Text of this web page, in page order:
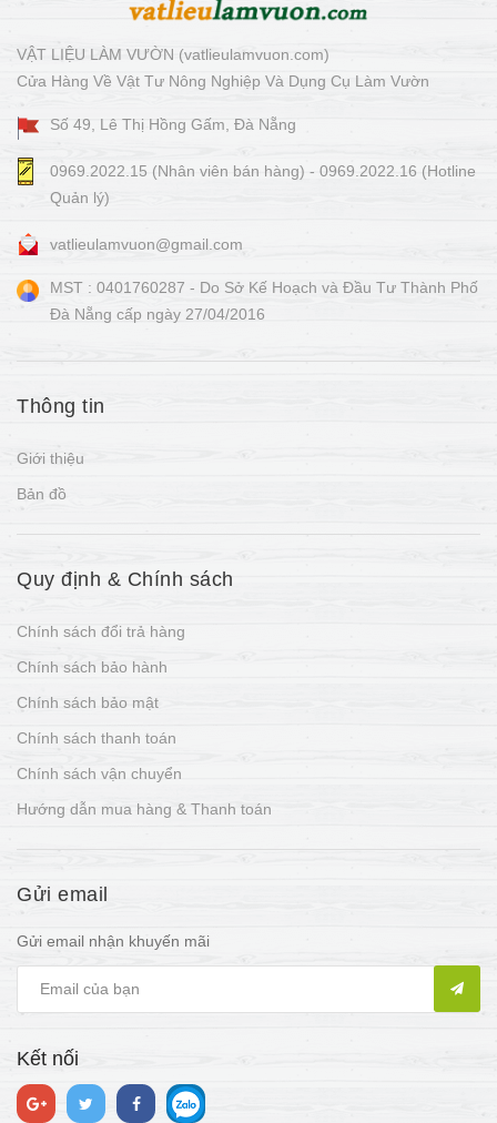
VẬT LIỆU LÀM VƯỜN (vatlieulamvuon.com)
Cửa Hàng Về Vật Tư Nông Nghiệp Và Dụng Cụ Làm Vườn
Số 49, Lê Thị Hồng Gấm, Đà Nẵng
0969.2022.15 (Nhân viên bán hàng) - 0969.2022.16 (Hotline
Quản lý)
vatlieulamvuon@gmail.com
MST : 0401760287 - Do Sở Kế Hoạch và Đầu Tư Thành Phố
Đà Nẵng cấp ngày 27/04/2016
Thông tin
Giới thiệu
Bản đồ
Quy định & Chính sách
Chính sách đổi trả hàng
Chính sách bảo hành
Chính sách bảo mật
Chính sách thanh toán
Chính sách vận chuyển
Hướng dẫn mua hàng & Thanh toán
Gửi email
Gửi email nhận khuyến mãi
Kết nối